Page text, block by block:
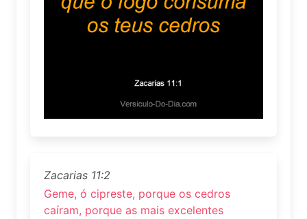
Zacarias 11:2
Geme, ó cipreste, porque os cedros
caíram, porque as mais excelentes